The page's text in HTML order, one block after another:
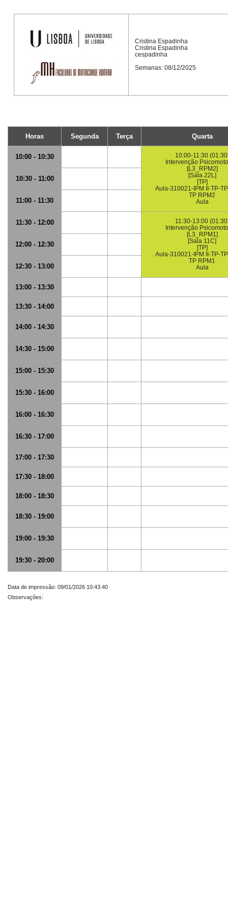
Cristina Espadinha
Cristina Espadinha
cespadinha
Semanas: 08/12/2025
Horas Segunda Terça Quarta
10:00 - 10:30
10:00-11:30
Intervenção
[L3_RPM2]
[Sala 22L]
[TP]
Aula-310021-IPM II-TP-
TP RPM2
Aula
10:30 - 11:00
11:00 - 11:30
11:30 - 12:00
11:30-13:00
Intervenção
[L3_RPM1]
[Sala 11C]
[TP]
Aula-310021-IPM II-TP-
TP RPM1
Aula
12:00 - 12:30
12:30 - 13:00
13:00 - 13:30
13:30 - 14:00
14:00 - 14:30
14:30 - 15:00
15:00 - 15:30
15:30 - 16:00
16:00 - 16:30
16:30 - 17:00
17:00 - 17:30
17:30 - 18:00
18:00 - 18:30
18:30 - 19:00
19:00 - 19:30
19:30 - 20:00
Data de impressão: 09/01/2026 10:43:40
Observações: